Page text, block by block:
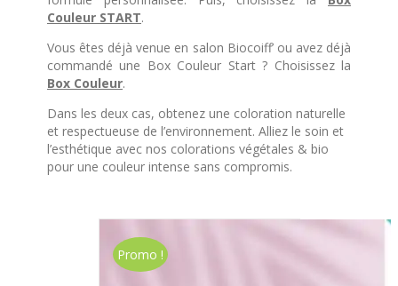
Couleur START.
Vous êtes déjà venue en salon Biocoiff’ ou avez déjà
commandé une Box Couleur Start ? Choisissez la
Box Couleur.
Dans les deux cas, obtenez une coloration naturelle
et respectueuse de l’environnement. Alliez le soin et
l’esthétique avec nos colorations végétales & bio
pour une couleur intense sans compromis.
Promo !